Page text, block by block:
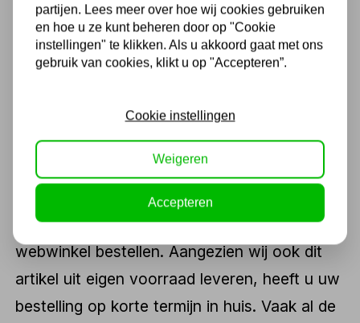
kettingen en inkorthaken.
Wanneer u in de buurt van het Overijsselse
Rijssen bent en kettingen nodig heeft, dan
kunt u deze hier direct in onze fysieke
vestiging af komen halen. Natuurlijk kunt u dit
artikel ook snel en eenvoudig in onze
webwinkel bestellen. Aangezien wij ook dit
artikel uit eigen voorraad leveren, heeft u uw
bestelling op korte termijn in huis. Vaak al de
partijen. Lees meer over hoe wij cookies gebruiken
en hoe u ze kunt beheren door op "Cookie
instellingen" te klikken. Als u akkoord gaat met ons
gebruik van cookies, klikt u op "Accepteren”.
Cookie instellingen
Weigeren
Accepteren